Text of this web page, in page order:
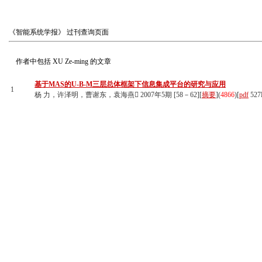
《智能系统学报》 过刊查询页面
作者中包括 XU Ze-ming 的文章
1
基于MAS的U-B-M三层总体框架下信息集成平台的研究与应用
杨 力，许泽明，曹谢东，袁海燕 2007年5期 [58－62][摘要](4866)[pdf